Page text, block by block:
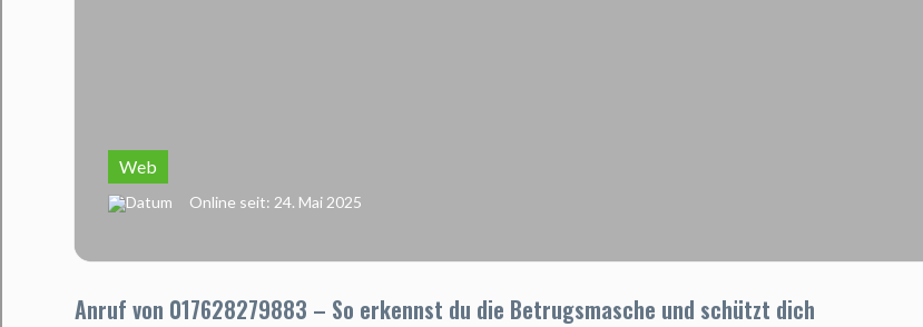
Web
Online seit: 24. Mai 2025
Anruf von 017628279883 – So erkennst du die Betrugsmasche und schützt dich